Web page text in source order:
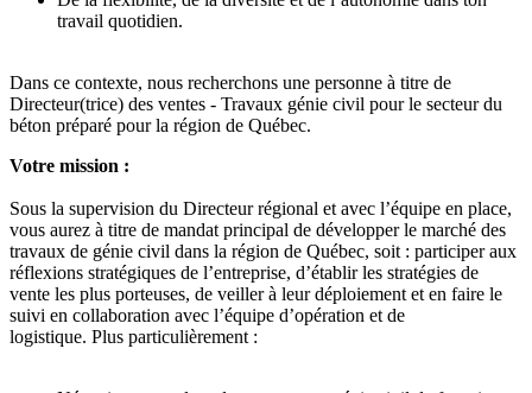
travail quotidien.
Dans ce contexte, nous recherchons une personne à titre de
Directeur(trice) des ventes - Travaux génie civil pour le secteur du
béton préparé pour la région de Québec.
Votre mission :
Sous la supervision du Directeur régional et avec l’équipe en place,
vous aurez à titre de mandat principal de développer le marché des
travaux de génie civil dans la région de Québec, soit : participer aux
réflexions stratégiques de l’entreprise, d’établir les stratégies de
vente les plus porteuses, de veiller à leur déploiement et en faire le
suivi en collaboration avec l’équipe d’opération et de
logistique. Plus particulièrement :